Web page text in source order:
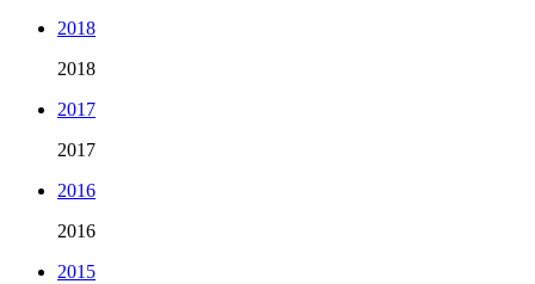
2018
2018
2017
2017
2016
2016
2015